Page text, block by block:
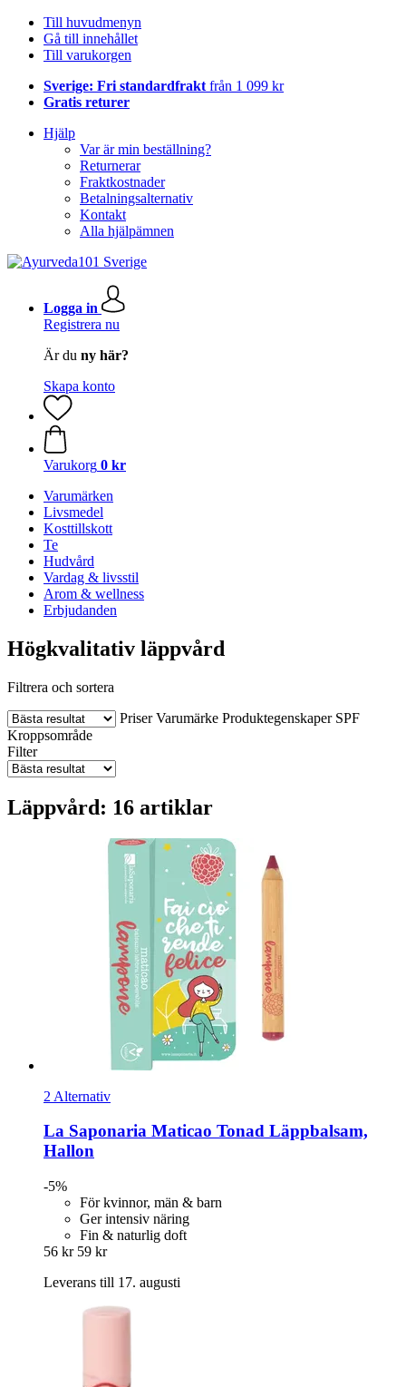
Till huvudmenyn
Gå till innehållet
Till varukorgen
Sverige: Fri standardfrakt från 1 099 kr
Gratis returer
Hjälp
Var är min beställning?
Returnerar
Fraktkostnader
Betalningsalternativ
Kontakt
Alla hjälpämnen
Logga in
Registrera nu
Är du ny här?
Skapa konto
Varukorg 0 kr
Varumärken
Livsmedel
Kosttillskott
Te
Hudvård
Vardag & livsstil
Arom & wellness
Erbjudanden
Högkvalitativ läppvård
Filtrera och sortera
Priser Varumärke Produktegenskaper SPF
Kroppsområde
Filter
Läppvård: 16 artiklar
2 Alternativ
La Saponaria Maticao Tonad Läppbalsam,
Hallon
-5%
För kvinnor, män & barn
Ger intensiv näring
Fin & naturlig doft
56 kr 59 kr
Leverans till 17. augusti